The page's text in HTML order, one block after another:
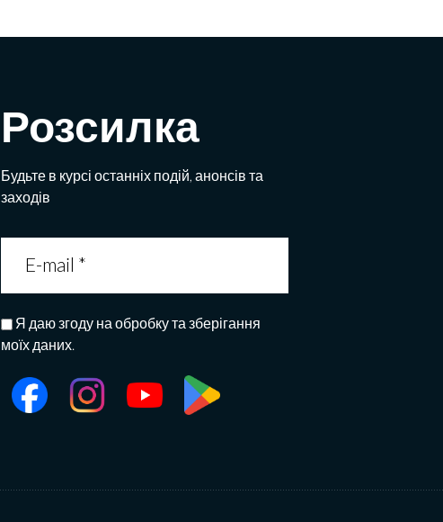
Розсилка
Будьте в курсі останніх подій, анонсів та
заходів
Я даю згоду на обробку та зберігання
моїх даних.